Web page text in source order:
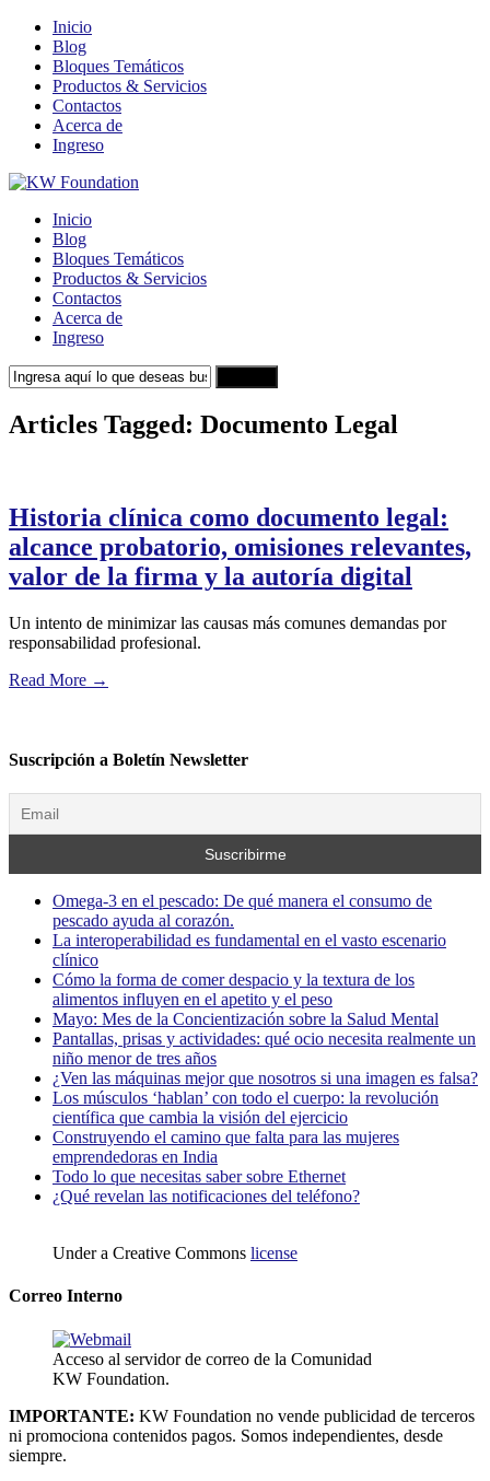
Inicio
Blog
Bloques Temáticos
Productos & Servicios
Contactos
Acerca de
Ingreso
Inicio
Blog
Bloques Temáticos
Productos & Servicios
Contactos
Acerca de
Ingreso
Articles Tagged: Documento Legal
Historia clínica como documento legal:
alcance probatorio, omisiones relevantes,
valor de la firma y la autoría digital
Un intento de minimizar las causas más comunes demandas por
responsabilidad profesional.
Read More →
Suscripción a Boletín Newsletter
Omega-3 en el pescado: De qué manera el consumo de
pescado ayuda al corazón.
La interoperabilidad es fundamental en el vasto escenario
clínico
Cómo la forma de comer despacio y la textura de los
alimentos influyen en el apetito y el peso
Mayo: Mes de la Concientización sobre la Salud Mental
Pantallas, prisas y actividades: qué ocio necesita realmente un
niño menor de tres años
¿Ven las máquinas mejor que nosotros si una imagen es falsa?
Los músculos ‘hablan’ con todo el cuerpo: la revolución
científica que cambia la visión del ejercicio
Construyendo el camino que falta para las mujeres
emprendedoras en India
Todo lo que necesitas saber sobre Ethernet
¿Qué revelan las notificaciones del teléfono?
Under a Creative Commons license
Correo Interno
Acceso al servidor de correo de la Comunidad
KW Foundation.
IMPORTANTE: KW Foundation no vende publicidad de terceros
ni promociona contenidos pagos. Somos independientes, desde
siempre.